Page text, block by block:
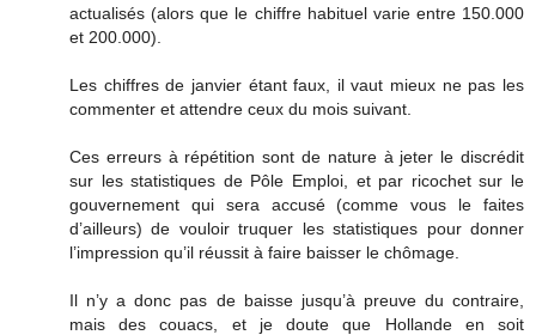
actualisés (alors que le chiffre habituel varie entre 150.000
et 200.000).
Les chiffres de janvier étant faux, il vaut mieux ne pas les
commenter et attendre ceux du mois suivant.
Ces erreurs à répétition sont de nature à jeter le discrédit
sur les statistiques de Pôle Emploi, et par ricochet sur le
gouvernement qui sera accusé (comme vous le faites
d’ailleurs) de vouloir truquer les statistiques pour donner
l’impression qu’il réussit à faire baisser le chômage.
Il n’y a donc pas de baisse jusqu’à preuve du contraire,
mais des couacs, et je doute que Hollande en soit